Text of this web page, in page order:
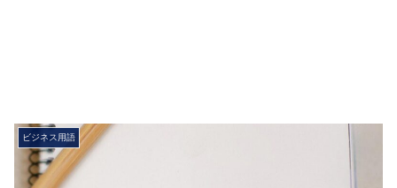
ビジネス用語